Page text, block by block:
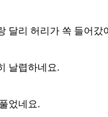
달리 허리가 쏙 들어갔
날렵하네요.
었네요.